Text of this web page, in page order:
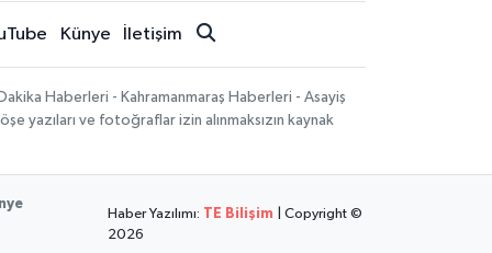
Künye İletişim
Haberleri - Kahramanmaraş Haberleri - Asayiş
yazıları ve fotoğraflar izin alınmaksızın kaynak
Haber Yazılımı: TE Bilişim
| Copyright ©
2026